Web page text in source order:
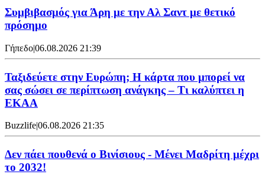
Συμβιβασμός για Άρη με την Αλ Σαντ με θετικό
πρόσημο
Γήπεδο|06.08.2026 21:39
Ταξιδεύετε στην Ευρώπη; Η κάρτα που μπορεί να
σας σώσει σε περίπτωση ανάγκης – Τι καλύπτει η
ΕΚΑΑ
Buzzlife|06.08.2026 21:35
Δεν πάει πουθενά ο Βινίσιους - Μένει Μαδρίτη μέχρι
το 2032!